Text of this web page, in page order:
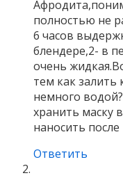
полностью не
6 часов
блендере,2- в
очень
тем как
немного
хранить маску
наносить после
Ответить